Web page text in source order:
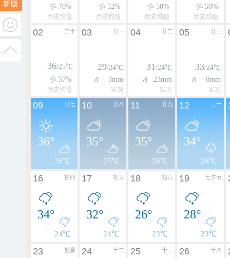
70%
历史均值
52%
历史均值
50%
历史均值
50%
历史均值
二十
02
36/25℃
57%
历史均值
廿一
03
29/24℃
3mm
实况
廿二
04
31/24℃
23mm
实况
廿三
05
33/24℃
0mm
实况
廿七
09
36°
26℃
廿八
10
35°
25℃
廿九
11
35°
26℃
三十
12
34°
26℃
初四
16
34°
24℃
初五
17
32°
24℃
初六
18
26°
23℃
七夕节
19
28°
23℃
处暑
23 十二
24 十三
25 十四
26